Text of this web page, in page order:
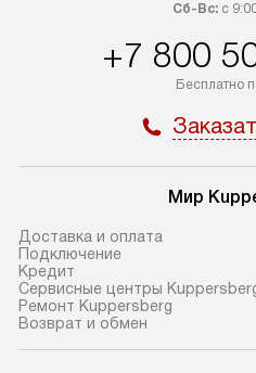
Сб-Вс:с
+7 800
Бесплатно
Мир
Доставка и оплата
Подключение
Кредит
Сервисные центры
Ремонт Kuppersberg
Возврат и обмен